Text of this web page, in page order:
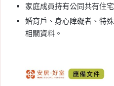
家庭成員持有公同共有住
婚育戶、身心障礙者、特
相關資料。